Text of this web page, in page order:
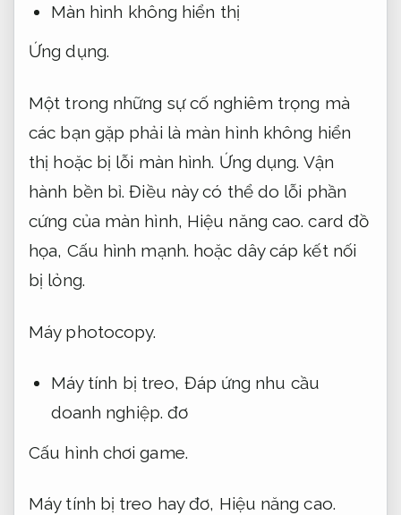
Màn hình không hiển thị
Ứng dụng.
Một trong những sự cố nghiêm trọng mà
các bạn gặp phải là màn hình không hiển
thị hoặc bị lỗi màn hình. Ứng dụng. Vận
hành bền bỉ. Điều này có thể do lỗi phần
cứng của màn hình, Hiệu năng cao. card đồ
họa, Cấu hình mạnh. hoặc dây cáp kết nối
bị lỏng.
Máy photocopy.
Máy tính bị treo, Đáp ứng nhu cầu
doanh nghiệp. đơ
Cấu hình chơi game.
Máy tính bị treo hay đơ, Hiệu năng cao.